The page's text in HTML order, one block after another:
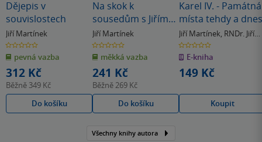
Dějepis v
souvislostech
Jiří Martínek
0.0
z
5
hvězdiček
pevná vazba
312 Kč
Běžně 349 Kč
Do košíku
Na skok k
sousedům s Jiřím
Martínkem
Jiří Martínek
0.0
z
5
hvězdiček
měkká vazba
241 Kč
Běžně269 Kč
Do košíku
Karel IV. - Památná
místa tehdy a dnes
Jiří Martínek, RNDr. Jiří
Martínek
0.0
z
5
hvězdiček
E-kniha
149 Kč
Koupit
Všechny knihy autora